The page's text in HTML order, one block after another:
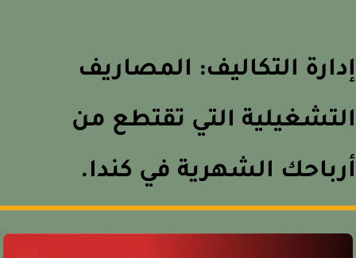
التكاليف: المصاريف
التي تقتطع من
الشهرية في كندا.